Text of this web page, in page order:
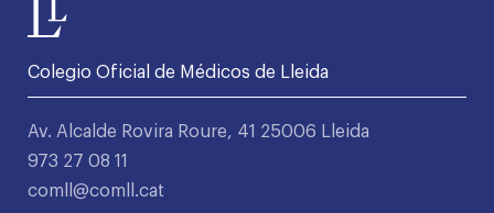
Colegio Oficial de Médicos de Lleida
Av. Alcalde Rovira Roure, 41 25006 Lleida
973 27 08 11
comll@comll.cat